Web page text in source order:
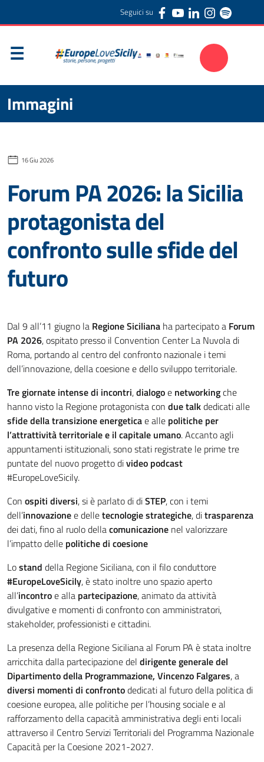
Seguici su
Immagini
16 Giu 2026
Forum PA 2026: la Sicilia
protagonista del
confronto sulle sfide del
futuro
Dal 9 all’11 giugno la Regione Siciliana ha partecipato a Forum
PA 2026, ospitato presso il Convention Center La Nuvola di
Roma, portando al centro del confronto nazionale i temi
dell’innovazione, della coesione e dello sviluppo territoriale.
Tre giornate intense di incontri,dialogoe networkingche
hanno visto la Regione protagonista con due talkdedicati alle
sfide della transizione energeticae alle politiche per
l’attrattività territoriale e il capitale umano. Accanto agli
appuntamenti istituzionali, sono stati registrate le prime tre
puntate del nuovo progetto divideo podcast
#EuropeLoveSicily.
Con ospiti diversi, si è parlato di diSTEP, con i temi
dell’innovazionee delletecnologie strategiche, ditrasparenza
dei dati, fino al ruolo dellacomunicazione nel valorizzare
l’impatto delle politiche di coesione
Lostand della Regione Siciliana, con il filo conduttore
#EuropeLoveSicily, è stato inoltre uno spazio aperto
all’incontroe alla partecipazione, animato da attività
divulgative e momenti di confronto con amministratori,
stakeholder, professionisti e cittadini.
La presenza della Regione Siciliana al Forum PA è stata inoltre
arricchita dalla partecipazione del dirigente generale del
Dipartimento della Programmazione, Vincenzo Falgares, a
diversi momenti di confrontodedicati al futuro della politica di
coesione europea, alle politiche per l’housing sociale e al
rafforzamento della capacità amministrativa degli enti locali
attraverso il Centro Servizi Territoriali del Programma Nazionale
Capacità per la Coesione 2021-2027.